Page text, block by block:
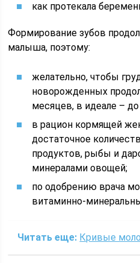
как протекала
Формирование зубов
малыша, поэтому:
желательно, чтобы
новорожденных
месяцев, в идеале –
в рацион кормящей
достаточное
продуктов, рыбы и
минералами овощей;
по одобрению врача
витаминно-
Читать еще: Кривые